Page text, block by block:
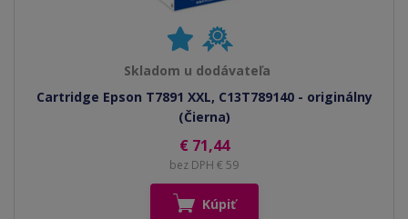
Skladom u dodávateľa
Cartridge Epson T7891 XXL, C13T789140 - originálny
(Čierna)
€ 71,44
bez DPH € 59
Kúpiť